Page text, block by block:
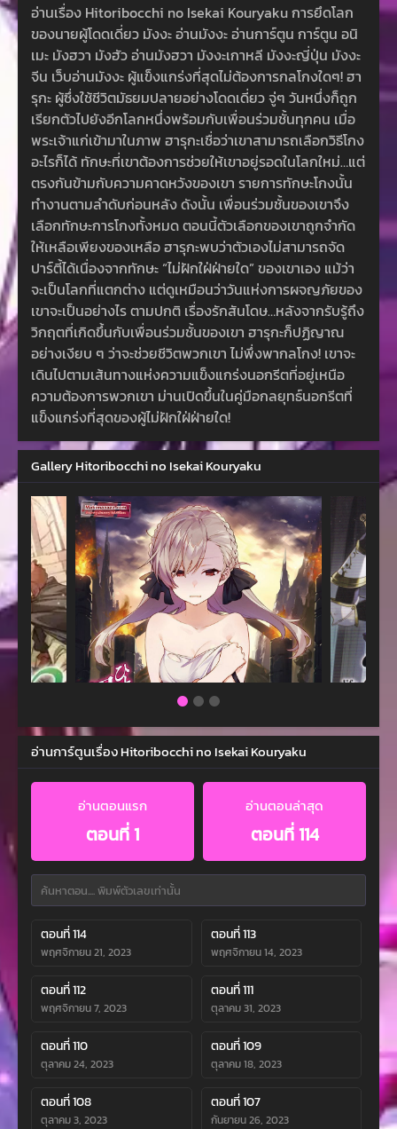
อ่านเรื่อง Hitoribocchi no Isekai Kouryaku การยึดโลก
ของนายผู้โดดเดี่ยว มังงะ อ่านมังงะ อ่านการ์ตูน การ์ตูน อนิ
เมะ มังฮวา มังฮัว อ่านมังฮวา มังงะเกาหลี มังงะญี่ปุ่น มังงะ
จีน เว็บอ่านมังงะ ผู้แข็งแกร่งที่สุดไม่ต้องการกลโกงใดๆ! ฮา
รุกะ ผู้ซึ่งใช้ชีวิตมัธยมปลายอย่างโดดเดี่ยว จู่ๆ วันหนึ่งก็ถูก
เรียกตัวไปยังอีกโลกหนึ่งพร้อมกับเพื่อนร่วมชั้นทุกคน เมื่อ
พระเจ้าแก่เข้ามาในภาพ ฮารุกะเชื่อว่าเขาสามารถเลือกวิธีโกง
อะไรก็ได้ ทักษะที่เขาต้องการช่วยให้เขาอยู่รอดในโลกใหม่…แต่
ตรงกันข้ามกับความคาดหวังของเขา รายการทักษะโกงนั้น
ทำงานตามลำดับก่อนหลัง ดังนั้น เพื่อนร่วมชั้นของเขาจึง
เลือกทักษะการโกงทั้งหมด ตอนนี้ตัวเลือกของเขาถูกจำกัด
ให้เหลือเพียงของเหลือ ฮารุกะพบว่าตัวเองไม่สามารถจัด
ปาร์ตี้ได้เนื่องจากทักษะ “ไม่ฝักใฝ่ฝ่ายใด” ของเขาเอง แม้ว่า
จะเป็นโลกที่แตกต่าง แต่ดูเหมือนว่าวันแห่งการผจญภัยของ
เขาจะเป็นอย่างไร ตามปกติ เรื่องรักสันโดษ…หลังจากรับรู้ถึง
วิกฤตที่เกิดขึ้นกับเพื่อนร่วมชั้นของเขา ฮารุกะก็ปฏิญาณ
อย่างเงียบ ๆ ว่าจะช่วยชีวิตพวกเขา ไม่พึ่งพากลโกง! เขาจะ
เดินไปตามเส้นทางแห่งความแข็งแกร่งนอกรีตที่อยู่เหนือ
ความต้องการพวกเขา ม่านเปิดขึ้นในคู่มือกลยุทธ์นอกรีตที่
แข็งแกร่งที่สุดของผู้ไม่ฝักใฝ่ฝ่ายใด!
Gallery Hitoribocchi no Isekai Kouryaku
อ่านการ์ตูนเรื่อง Hitoribocchi no Isekai Kouryaku
อ่านตอนแรก
ตอนที่ 1
อ่านตอนล่าสุด
ตอนที่ 114
ตอนที่ 114
พฤศจิกายน 21, 2023
ตอนที่ 113
พฤศจิกายน 14, 2023
ตอนที่ 112
พฤศจิกายน 7, 2023
ตอนที่ 111
ตุลาคม 31, 2023
ตอนที่ 110
ตุลาคม 24, 2023
ตอนที่ 109
ตุลาคม 18, 2023
ตอนที่ 108
ตุลาคม 3, 2023
ตอนที่ 107
กันยายน 26, 2023